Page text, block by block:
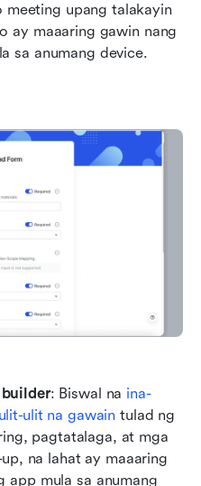
meeting upang talakayin
ay maaaring gawin nang
sa anumang device.
: Biswal na ina-
ulit na gawain tulad ng
pagtatalaga, at mga
na lahat ay maaaring
app mula sa anumang